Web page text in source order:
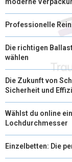
Professionelle
Die richtigen
wählen
Die Zukunft von
Sicherheit und
Wählst du online
Lochdurchmesser
Einzelbetten: Die